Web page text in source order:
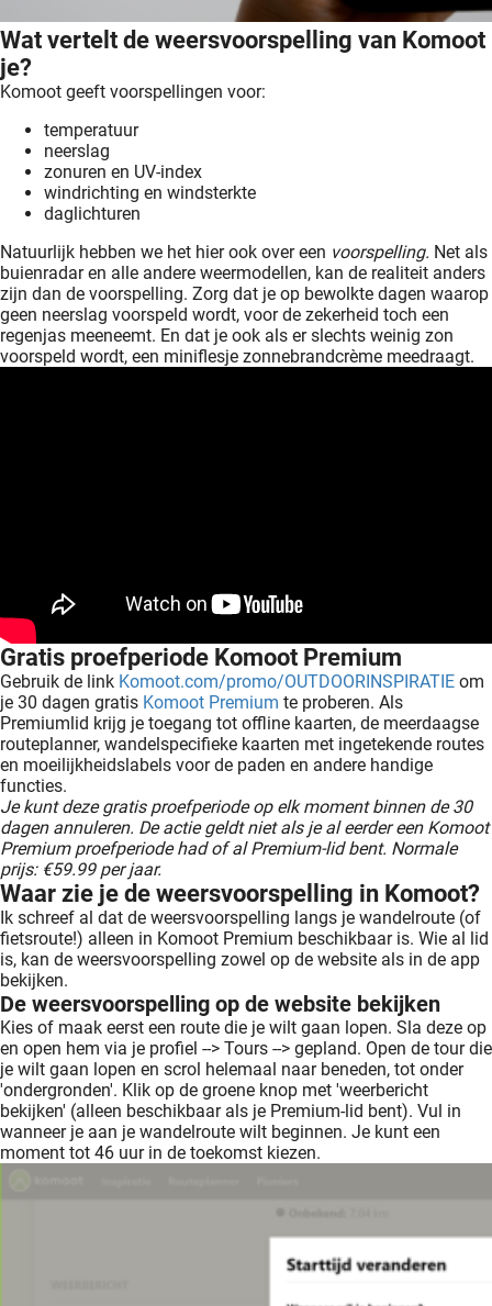
Wat vertelt de weersvoorspelling van Komoot
je?
Komoot geeft voorspellingen voor:
temperatuur
neerslag
zonuren en UV-index
windrichting en windsterkte
daglichturen
Natuurlijk hebben we het hier ook over een voorspelling. Net als
buienradar en alle andere weermodellen, kan de realiteit anders
zijn dan de voorspelling. Zorg dat je op bewolkte dagen waarop
geen neerslag voorspeld wordt, voor de zekerheid toch een
regenjas meeneemt. En dat je ook als er slechts weinig zon
voorspeld wordt, een miniflesje zonnebrandcrème meedraagt.
Gratis proefperiode Komoot Premium
Gebruik de link Komoot.com/promo/OUTDOORINSPIRATIE om
je 30 dagen gratis Komoot Premium te proberen. Als
Premiumlid krijg je toegang tot offline kaarten, de meerdaagse
routeplanner, wandelspecifieke kaarten met ingetekende routes
en moeilijkheidslabels voor de paden en andere handige
functies.
Je kunt deze gratis proefperiode op elk moment binnen de 30
dagen annuleren. De actie geldt niet als je al eerder een Komoot
Premium proefperiode had of al Premium-lid bent. Normale
prijs: €59.99 per jaar.
Waar zie je de weersvoorspelling in Komoot?
Ik schreef al dat de weersvoorspelling langs je wandelroute (of
fietsroute!) alleen in Komoot Premium beschikbaar is. Wie al lid
is, kan de weersvoorspelling zowel op de website als in de app
bekijken.
De weersvoorspelling op de website bekijken
Kies of maak eerst een route die je wilt gaan lopen. Sla deze op
en open hem via je profiel --> Tours --> gepland. Open de tour die
je wilt gaan lopen en scrol helemaal naar beneden, tot onder
'ondergronden'. Klik op de groene knop met 'weerbericht
bekijken' (alleen beschikbaar als je Premium-lid bent). Vul in
wanneer je aan je wandelroute wilt beginnen. Je kunt een
moment tot 46 uur in de toekomst kiezen.